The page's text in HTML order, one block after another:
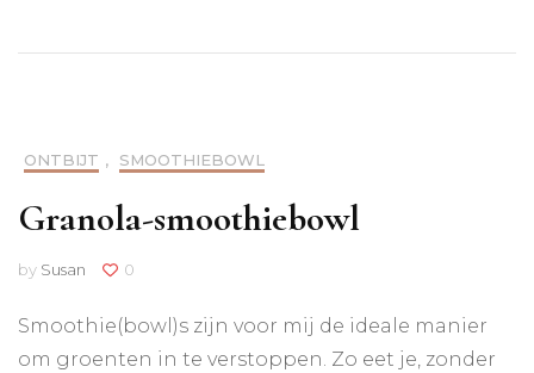
ONTBIJT , SMOOTHIEBOWL
Granola-smoothiebowl
by Susan 0
Smoothie(bowl)s zijn voor mij de ideale manier
om groenten in te verstoppen. Zo eet je, zonder